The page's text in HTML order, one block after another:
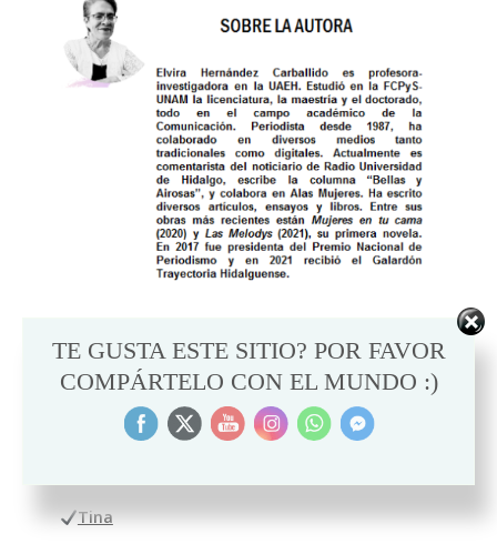
Tina
TE GUSTA ESTE SITIO? POR FAVOR
COMPÁRTELO CON EL MUNDO :)